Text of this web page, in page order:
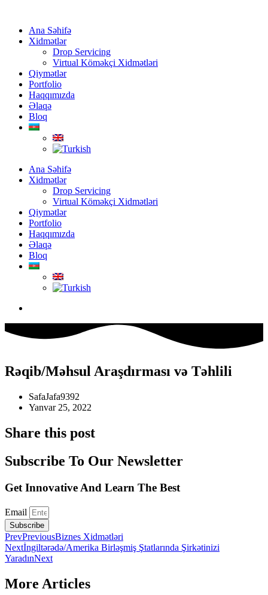
Ana Səhifə
Xidmətlər
Drop Servicing
Virtual Köməkçi Xidmətləri
Qiymətlər
Portfolio
Haqqımızda
Əlaqə
Bloq
Ana Səhifə
Xidmətlər
Drop Servicing
Virtual Köməkçi Xidmətləri
Qiymətlər
Portfolio
Haqqımızda
Əlaqə
Bloq
Rəqib/Məhsul Araşdırması və Təhlili
SafaJafa9392
Yanvar 25, 2022
Share this post
Subscribe To Our Newsletter
Get Innovative And Learn The Best
Email
Subscribe
PrevPreviousBiznes Xidmətləri
Nextİngiltərədə/Amerika Birləşmiş Ştatlarında Şirkətinizi
YaradınNext
More Articles